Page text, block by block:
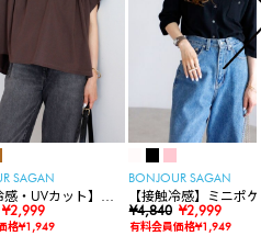
SAGAN
感・UVカット】シ
スキッパートップ
¥2,999
格¥1,949
BONJOUR SAGAN
【接触冷感】ミニポ
袖ニットカーディガン
¥4,840 ¥2,999
有料会員価格¥1,949